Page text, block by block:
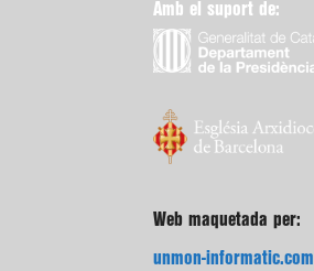
Amb el suport de:
Web maquetada per:
unmon-informatic.com